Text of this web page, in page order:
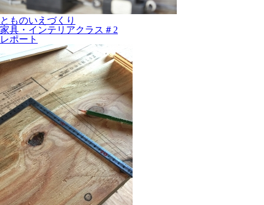
とものいえづくり
家具・インテリアクラス＃2
レポート